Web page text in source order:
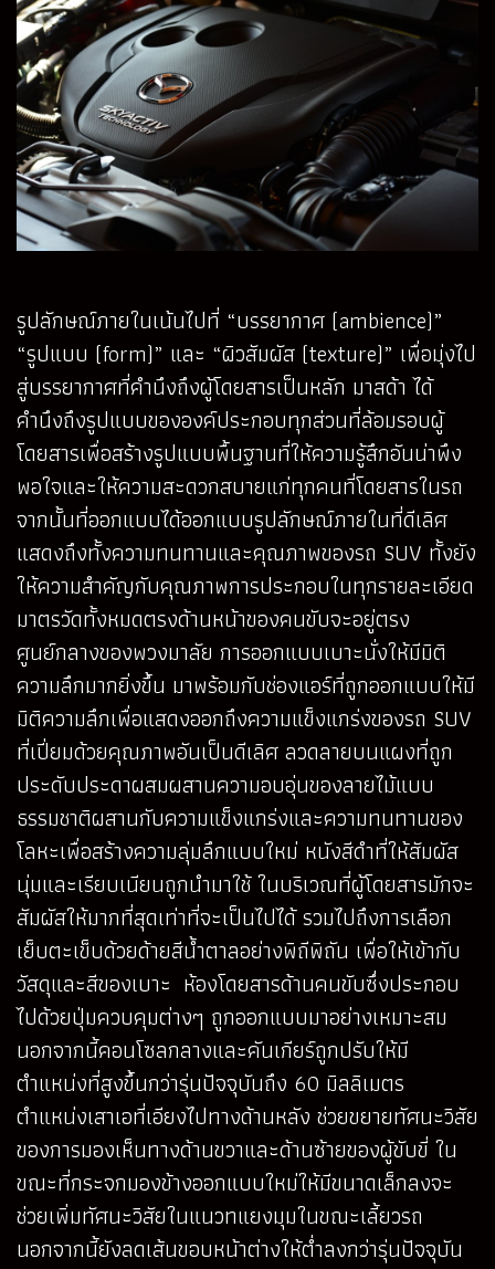
รูปลักษณ์ภายในเน้นไปที่ “บรรยากาศ (ambience)”
“รูปแบบ (form)” และ “ผิวสัมผัส (texture)” เพื่อมุ่งไป
สู่บรรยากาศที่คำนึงถึงผู้โดยสารเป็นหลัก มาสด้า ได้
คำนึงถึงรูปแบบขององค์ประกอบทุกส่วนที่ล้อมรอบผู้
โดยสารเพื่อสร้างรูปแบบพื้นฐานที่ให้ความรู้สึกอันน่าพึง
พอใจและให้ความสะดวกสบายแก่ทุกคนที่โดยสารในรถ
จากนั้นที่ออกแบบได้ออกแบบรูปลักษณ์ภายในที่ดีเลิศ
แสดงถึงทั้งความทนทานและคุณภาพของรถ SUV ทั้งยัง
ให้ความสำคัญกับคุณภาพการประกอบในทุกรายละเอียด
มาตรวัดทั้งหมดตรงด้านหน้าของคนขับจะอยู่ตรง
ศูนย์กลางของพวงมาลัย การออกแบบเบาะนั่งให้มีมิติ
ความลึกมากยิ่งขึ้น มาพร้อมกับช่องแอร์ที่ถูกออกแบบให้มี
มิติความลึกเพื่อแสดงออกถึงความแข็งแกร่งของรถ SUV
ที่เปี่ยมด้วยคุณภาพอันเป็นดีเลิศ ลวดลายบนแผงที่ถูก
ประดับประดาผสมผสานความอบอุ่นของลายไม้แบบ
ธรรมชาติผสานกับความแข็งแกร่งและความทนทานของ
โลหะเพื่อสร้างความลุ่มลึกแบบใหม่ หนังสีดำที่ให้สัมผัส
นุ่มและเรียบเนียนถูกนำมาใช้ ในบริเวณที่ผู้โดยสารมักจะ
สัมผัสให้มากที่สุดเท่าที่จะเป็นไปได้ รวมไปถึงการเลือก
เย็บตะเข็บด้วยด้ายสีน้ำตาลอย่างพิถีพิถัน เพื่อให้เข้ากับ
วัสดุและสีของเบาะ ห้องโดยสารด้านคนขับซึ่งประกอบ
ไปด้วยปุ่มควบคุมต่างๆ ถูกออกแบบมาอย่างเหมาะสม
นอกจากนี้คอนโซลกลางและคันเกียร์ถูกปรับให้มี
ตำแหน่งที่สูงขึ้นกว่ารุ่นปัจจุบันถึง 60 มิลลิเมตร
ตำแหน่งเสาเอที่เอียงไปทางด้านหลัง ช่วยขยายทัศนะวิสัย
ของการมองเห็นทางด้านขวาและด้านซ้ายของผู้ขับขี่ ใน
ขณะที่กระจกมองข้างออกแบบใหม่ให้มีขนาดเล็กลงจะ
ช่วยเพิ่มทัศนะวิสัยในแนวทแยงมุมในขณะเลี้ยวรถ
นอกจากนี้ยังลดเส้นขอบหน้าต่างให้ต่ำลงกว่ารุ่นปัจจุบัน